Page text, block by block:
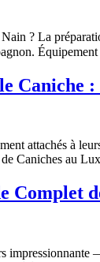
? La
Caniche
attachés à
Caniches au
Complet